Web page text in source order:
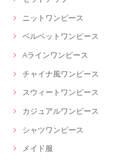
ニットワンピース
ベルベットワンピース
Aラインワンピース
チャイナ風ワンピース
スウィートワンピース
カジュアルワンピース
シャツワンピース
メイド服